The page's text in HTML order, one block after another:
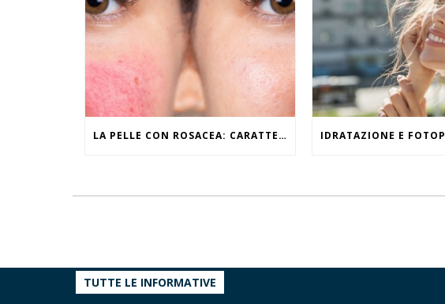
LA PELLE CON ROSACEA: CARATTERISTICHE ED EFFETTI DEL CALDO
TUTTE LE INFORMATIVE